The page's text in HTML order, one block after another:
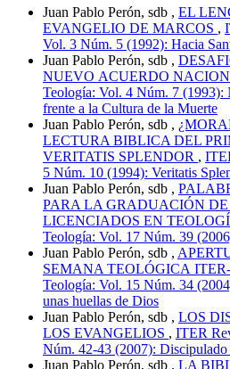
Juan Pablo Perón, sdb , EL
EVANGELIO DE MARCOS ,
Vol. 3 Núm. 5 (1992): Hacia
Juan Pablo Perón, sdb ,
NUEVO ACUERDO
Teología: Vol. 4 Núm. 7 (1993):
frente a la Cultura de la Muerte
Juan Pablo Perón, sdb ,
LECTURA BIBLICA DEL
VERITATIS SPLENDOR ,
5 Núm. 10 (1994): Veritatis
Juan Pablo Perón, sdb ,
PARA LA GRADUACIÓN
LICENCIADOS EN
Teología: Vol. 17 Núm. 39
Juan Pablo Perón, sdb ,
SEMANA TEOLÓGICA
Teología: Vol. 15 Núm. 34
unas huellas de Dios
Juan Pablo Perón, sdb , LOS
LOS EVANGELIOS , ITER
Núm. 42-43 (2007): Discipulado
Juan Pablo Perón, sdb , LA